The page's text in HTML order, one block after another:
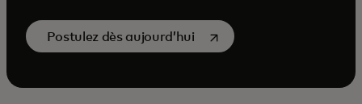
Postulez dès aujourd’hui s’ouvre dans un nouvel